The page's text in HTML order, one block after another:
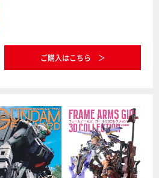
ご購入はこちら